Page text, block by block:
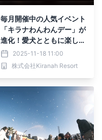
毎月開催中の人気イベント
「キラナわんわんデー」が
進化！愛犬とともに楽しむ
クリスマスディナーコンサ
ート開催｜2025年12月14
日（日）【キラナガーデン
2025-11-18 11:00
株式会社Kiranah Resort